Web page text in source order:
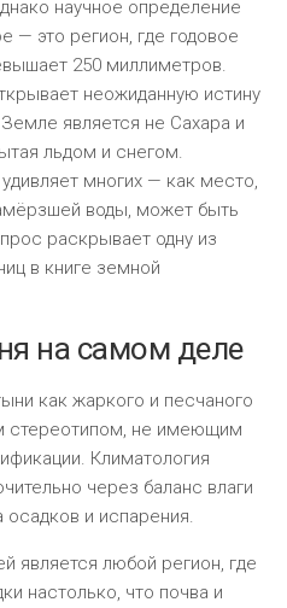
научное определение
— это регион, где годовое
250 миллиметров.
неожиданную истину
является не Сахара и
льдом и снегом.
многих — как место,
воды, может быть
раскрывает одну из
в книге земной
на самом деле
как жаркого и песчаного
стереотипом, не имеющим
Климатология
через баланс влаги
и испарения.
является любой регион, где
настолько, что почва и